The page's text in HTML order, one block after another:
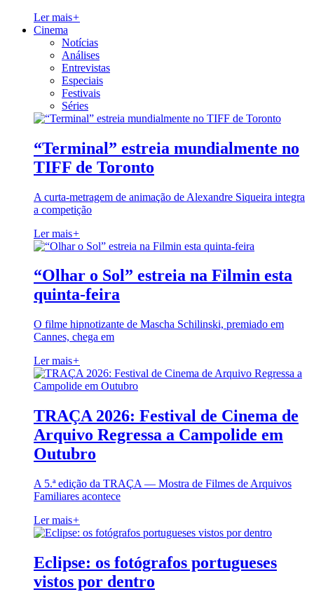
Ler mais+
Cinema
Notícias
Análises
Entrevistas
Especiais
Festivais
Séries
“Terminal” estreia mundialmente no
TIFF de Toronto
A curta-metragem de animação de Alexandre Siqueira integra
a competição
Ler mais+
“Olhar o Sol” estreia na Filmin esta
quinta-feira
O filme hipnotizante de Mascha Schilinski, premiado em
Cannes, chega em
Ler mais+
TRAÇA 2026: Festival de Cinema de
Arquivo Regressa a Campolide em
Outubro
A 5.ª edição da TRAÇA — Mostra de Filmes de Arquivos
Familiares acontece
Ler mais+
Eclipse: os fotógrafos portugueses
vistos por dentro